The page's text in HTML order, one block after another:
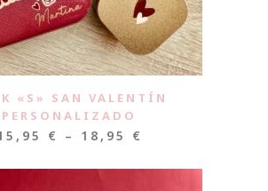
«S» SAN VALENTÍN
PERSONALIZADO
€ – 18,95 €